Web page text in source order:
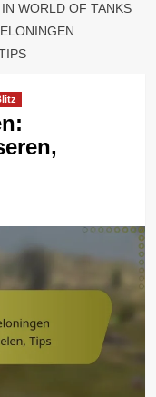
WORLD OF TANKS